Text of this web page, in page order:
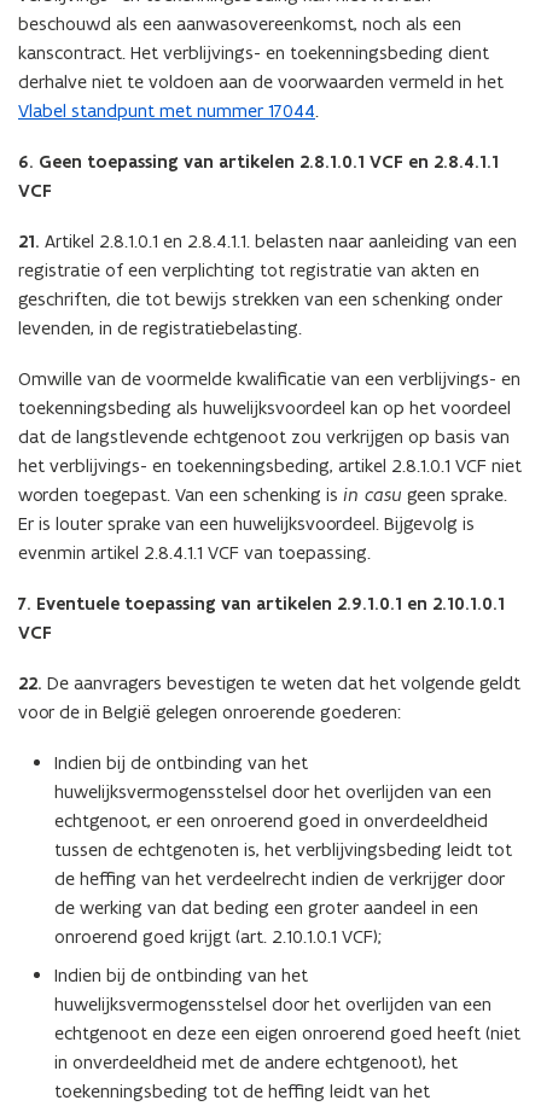
beschouwd als een aanwasovereenkomst, noch als een
kanscontract. Het verblijvings- en toekenningsbeding dient
derhalve niet te voldoen aan de voorwaarden vermeld in het
Vlabel standpunt met nummer 17044.
6. Geen toepassing van artikelen 2.8.1.0.1 VCF en 2.8.4.1.1
VCF
21. Artikel 2.8.1.0.1 en 2.8.4.1.1. belasten naar aanleiding van een
registratie of een verplichting tot registratie van akten en
geschriften, die tot bewijs strekken van een schenking onder
levenden, in de registratiebelasting.
Omwille van de voormelde kwalificatie van een verblijvings- en
toekenningsbeding als huwelijksvoordeel kan op het voordeel
dat de langstlevende echtgenoot zou verkrijgen op basis van
het verblijvings- en toekenningsbeding, artikel 2.8.1.0.1 VCF niet
worden toegepast. Van een schenking is in casu geen sprake.
Er is louter sprake van een huwelijksvoordeel. Bijgevolg is
evenmin artikel 2.8.4.1.1 VCF van toepassing.
7. Eventuele toepassing van artikelen 2.9.1.0.1 en 2.10.1.0.1
VCF
22. De aanvragers bevestigen te weten dat het volgende geldt
voor de in België gelegen onroerende goederen:
Indien bij de ontbinding van het
huwelijksvermogensstelsel door het overlijden van een
echtgenoot, er een onroerend goed in onverdeeldheid
tussen de echtgenoten is, het verblijvingsbeding leidt tot
de heffing van het verdeelrecht indien de verkrijger door
de werking van dat beding een groter aandeel in een
onroerend goed krijgt (art. 2.10.1.0.1 VCF);
Indien bij de ontbinding van het
huwelijksvermogensstelsel door het overlijden van een
echtgenoot en deze een eigen onroerend goed heeft (niet
in onverdeeldheid met de andere echtgenoot), het
toekenningsbeding tot de heffing leidt van het